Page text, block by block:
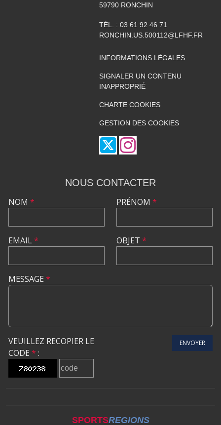
59790 RONCHIN
TÉL. : 03 61 92 46 71
RONCHIN.US.500112@LFHF.FR
INFORMATIONS LÉGALES
SIGNALER UN CONTENU
INAPPROPRIÉ
CHARTE COOKIES
GESTION DES COOKIES
NOUS CONTACTER
NOM *
EMAIL*
PRÉNOM *
OBJET *
MESSAGE *
VEUILLEZ RECOPIER LE
CODE * :
ENVOYER
SPORTSREGIONS